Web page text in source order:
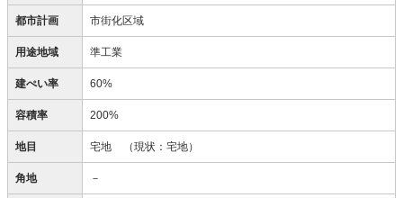
都市計画 市街化区域
用途地域 準工業
建ぺい率 60%
容積率 200%
地目 宅地 （現状：宅地）
角地 －